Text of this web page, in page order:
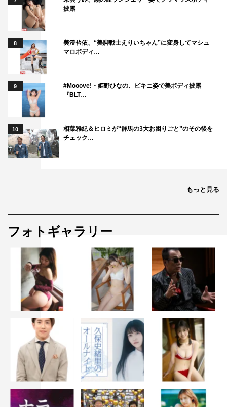
披露
8
美澄衿依、“美脚戦士えりいちゃん”に変身してマシュ
マロボディ…
9
#Mooove!・姫野ひなの、ビキニ姿で美ボディ披露
『BLT…
10
相葉雅紀＆ヒロミが“群馬の3大お困りごと”のその後を
チェック…
もっと見る
フォトギャラリー